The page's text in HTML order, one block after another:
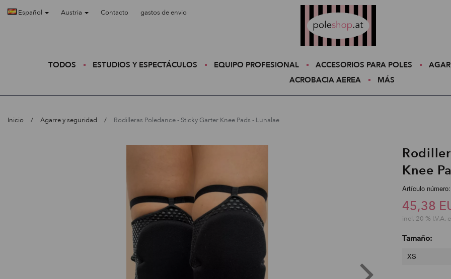
Español Austria Contacto gastos de envio
TODOS ESTUDIOS Y ESPECTÁCULOS EQUIPO PROFESIONAL ACCESORIOS PARA POLES
ACROBACIA AEREA
MÁS
Inicio Agarre y seguridad Rodilleras Poledance - Sticky Garter Knee Pads - Lunalae
Knee
Artículo
45,38
incl. 20 % I.V.A.
Tamaño:
XS